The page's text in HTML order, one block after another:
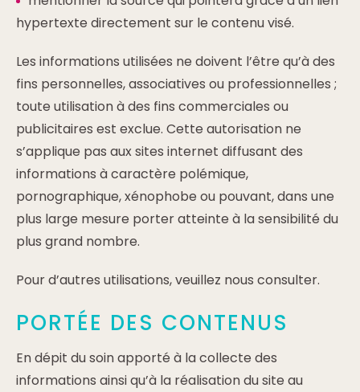
hypertexte directement sur le contenu visé.
Les informations utilisées ne doivent l’être qu’à des
fins personnelles, associatives ou professionnelles ;
toute utilisation à des fins commerciales ou
publicitaires est exclue. Cette autorisation ne
s’applique pas aux sites internet diffusant des
informations à caractère polémique,
pornographique, xénophobe ou pouvant, dans une
plus large mesure porter atteinte à la sensibilité du
plus grand nombre.
Pour d’autres utilisations, veuillez nous consulter.
PORTÉE DES CONTENUS
En dépit du soin apporté à la collecte des
informations ainsi qu’à la réalisation du site au